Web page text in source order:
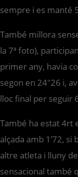
sempre i es manté
També millora
la 7ª foto),
primer any, havia
segon en 24″26 i,
lloc final per seguir
També ha estat 4rt
alçada amb 1’72,
altre atleta i lluny
sensacional també